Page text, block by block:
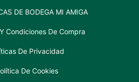
DE BODEGA MI AMIGA
Condiciones De Compra
De Privacidad
De Cookies